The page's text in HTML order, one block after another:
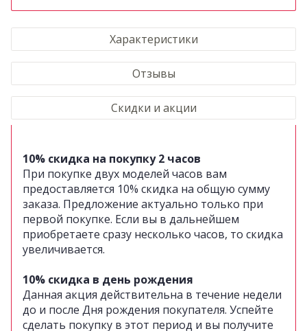
Характеристики
Отзывы
Скидки и акции
10% скидка на покупку 2 часов
При покупке двух моделей часов вам
предоставляется 10% скидка на общую сумму
заказа. Предложение актуально только при
первой покупке. Если вы в дальнейшем
приобретаете сразу несколько часов, то скидка
увеличивается.
10% скидка в день рождения
Данная акция действительна в течение недели
до и после Дня рождения покупателя. Успейте
сделать покупку в этот период и вы получите